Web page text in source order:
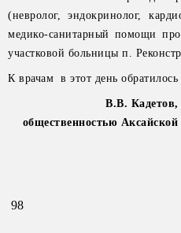
(невролог, эндокринолог,
медико-санитарный помощи
участковой больницы п.
К врачам в этот день обратилось
В.В. Кадетов,
общественностью
98